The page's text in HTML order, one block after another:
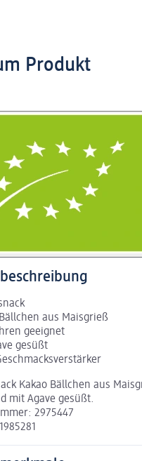
Produkt
aus Maisgrieß
geeignet
gesüßt
Kakao Bällchen aus
mit Agave gesüßt.
2975447